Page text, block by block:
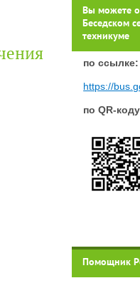
Вы можете
Беседском
техникуме
по ссылке:
https://
по QR-
Помощник